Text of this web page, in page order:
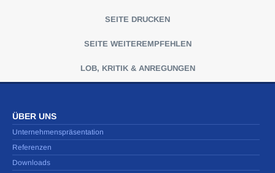
SEITE DRUCKEN
SEITE WEITEREMPFEHLEN
LOB, KRITIK & ANREGUNGEN
ÜBER UNS
Unternehmenspräsentation
Referenzen
Downloads